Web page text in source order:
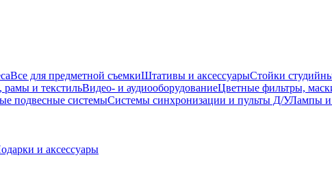
Все для предметной съемкиШтативы и аксессуарыСтойки
рамы и текстильВидео- и аудиооборудованиеЦветные фильтры,
подвесные системыСистемы синхронизации и пульты Д/УЛампы и
и аксессуары